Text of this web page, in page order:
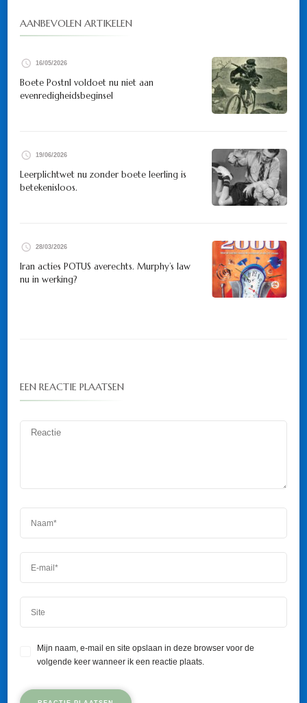
AANBEVOLEN ARTIKELEN
16/05/2026
Boete Postnl voldoet nu niet aan
evenredigheidsbeginsel
19/06/2026
Leerplichtwet nu zonder boete leerling is
betekenisloos.
28/03/2026
Iran acties POTUS averechts. Murphy’s law
nu in werking?
EEN REACTIE PLAATSEN
Mijn naam, e-mail en site opslaan in deze browser voor de
volgende keer wanneer ik een reactie plaats.